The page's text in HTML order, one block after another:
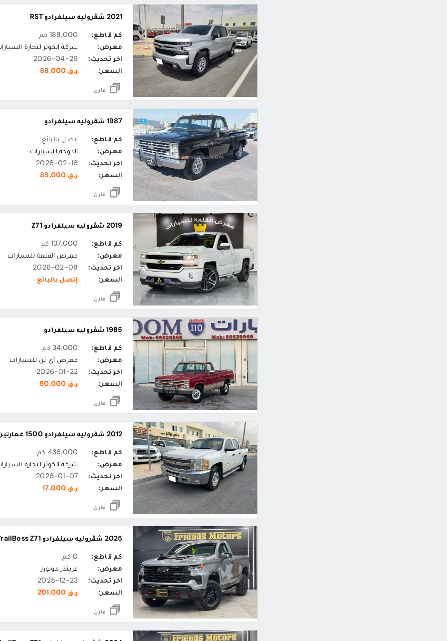
2021 شڤروليه سيلفرادو RST
كم قاطع:
188,000 كم
معرض:
شركة الكوثر لتجارة
اخر تحديث:
2026-04-26
السعر:
ر.ق 88,000
قارن
1987 شڤروليه سيلفرادو
كم قاطع:
إتصل بالبائع
معرض:
الدوحة للسيارات
اخر تحديث:
2026-02-16
السعر:
ر.ق 89,000
قارن
2019 شڤروليه سيلفرادو Z71
كم قاطع:
137,000 كم
معرض:
معرض القلعة للسيارات
اخر تحديث:
2026-02-08
السعر:
إتصل بالبائع
قارن
1985 شڤروليه سيلفرادو
كم قاطع:
34,000 كم
معرض:
معرض أي تن للسيارات
اخر تحديث:
2026-01-22
السعر:
ر.ق 50,000
قارن
2012 شڤروليه سيلفرادو 1500 غمارتين ال تي
كم قاطع:
436,000 كم
معرض:
شركة الكوثر لتجارة
اخر تحديث:
2026-01-07
السعر:
ر.ق 17,000
قارن
2025 شڤروليه سيلفرادو TrailBoss Z71
كم قاطع:
0 كم
معرض:
فريندز موتورز
اخر تحديث:
2025-12-23
السعر:
ر.ق 201,000
قارن